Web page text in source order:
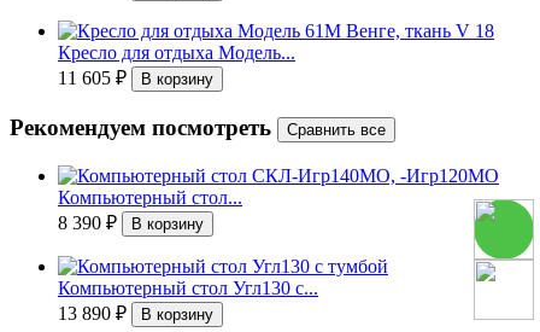
Кресло для отдыха Модель...
11 605 ₽
Рекомендуем посмотреть
Компьютерный стол...
8 390 ₽
Компьютерный стол Угл130 с...
13 890 ₽